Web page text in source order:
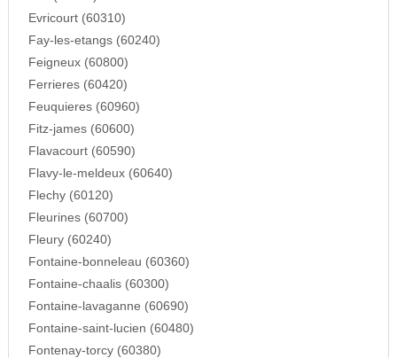
Evricourt (60310)
Fay-les-etangs (60240)
Feigneux (60800)
Ferrieres (60420)
Feuquieres (60960)
Fitz-james (60600)
Flavacourt (60590)
Flavy-le-meldeux (60640)
Flechy (60120)
Fleurines (60700)
Fleury (60240)
Fontaine-bonneleau (60360)
Fontaine-chaalis (60300)
Fontaine-lavaganne (60690)
Fontaine-saint-lucien (60480)
Fontenay-torcy (60380)